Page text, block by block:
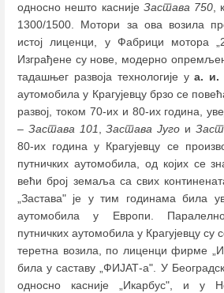
односно нешто касније Застава 750,
1300/1500. Мотори за ова возила
истој лиценци, у Фабрици мотора
Изграђене су нове, модерно
тадашњег развоја технологије уа. и.
аутомобила у Крагујевцу брзо се
развој, током 70-их и 80-их година,
‒ Застава 101,Застава Југо и
80-их година у Крагујевцу се
путничких аутомобила, од којих се
већи број земаља са свих
„Застава" је у тим годинама била
аутомобила у Европи.
путничких аутомобила у Крагујевцу су
теретна возила, по лиценци фирме
била у саставу „ФИЈАТ-а". У
односно касније „Икарбус", и у